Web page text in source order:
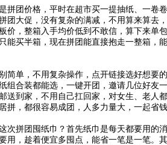
拼团价格，平时在超市买一提抽纸、一卷
团大促，没有复杂的满减，不用算来算去
价，整箱入手均价低到不敢信，算下来单
能买半箱，现在拼团能直接抱走一整箱，
简单，不用复杂操作，点开链接选好想要
组合装都能选，一键开团，邀请几位好友
送到家，不用自己扛回家，对女生、老人
拼，都很容易成团，人多力量大，一起省钱
次拼团囤纸巾？首先纸巾是每天都要用的
用，趁着便宜多囤点，能省一笔是一笔。